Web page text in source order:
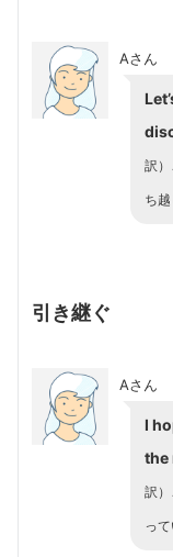
Aさん
訳）
ち越
引き継ぐ
Aさん
I
the
訳）
って